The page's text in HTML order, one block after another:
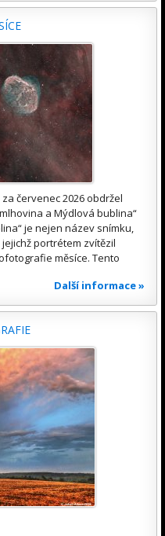
červenec 2026 obdržel
a Mýdlová bublina“
je nejen název snímku,
portrétem zvítězil
měsíce. Tento
Další informace »